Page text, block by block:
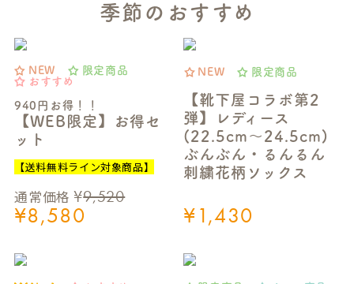
季節のおすすめ
940円お得！！
【WEB限定】お得セ
ット
NEW
限定商品
おすすめ
通常価格 ¥9,520
¥8,580
【送料無料ライン対象商品】
【靴下屋コラボ第2
弾】レディース
(22.5cm～24.5cm)
ぶんぶん・るんるん
刺繍花柄ソックス
NEW 限定商品
¥1,430